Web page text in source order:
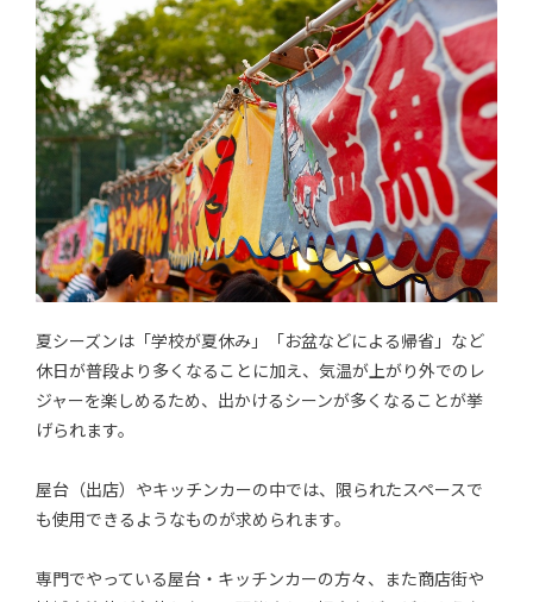
夏シーズンは「学校が夏休み」「お盆などによる帰省」など
休日が普段より多くなることに加え、気温が上がり外でのレ
ジャーを楽しめるため、出かけるシーンが多くなることが挙
げられます。
屋台（出店）やキッチンカーの中では、限られたスペースで
も使用できるようなものが求められます。
専門でやっている屋台・キッチンカーの方々、また商店街や